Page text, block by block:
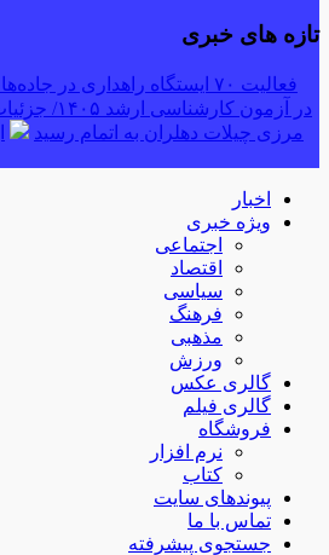
تازه های خبری
فعالیت ۷۰ ایستگاه راهداری در جاده‌های ایلام همزمان با تردد زائران اربعین
در آزمون کارشناسی ارشد ۱۴۰۵/ جزئیات حوزه‌های برگزاری اعلام شد
مرزی چیلات دهلران به اتمام رسید
اخبار
ویژه خبری
اجتماعی
اقتصاد
سیاسی
فرهنگ
مذهبی
ورزش
گالری عکس
گالری فیلم
فروشگاه
نرم افزار
کتاب
پیوندهای سایت
تماس با ما
جستجوی پیشرفته